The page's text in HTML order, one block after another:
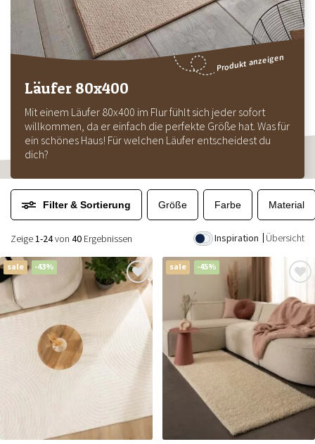
Läufer 80x400
Mit einem Läufer 80x400 im Flur fühlt sich jeder sofort
willkommen, da er einfach die perfekte Größe hat. Was für
ein schönes Haus! Für welchen Läufer entscheidest du
dich?
Produkt anzeigen
Filter & Sortierung Größe Farbe Material
Inspiration Übersicht
Zeige1-24von 40 Ergebnissen
sale -43% sale -45%